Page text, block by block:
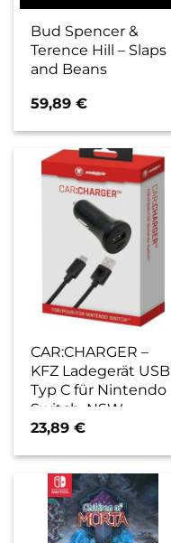
Bud Spencer &
Terence Hill – Slaps
and Beans
59,89€
CAR:CHARGER –
KFZ Ladegerät USB
Typ C für Nintendo
Switch, NSW
23,89€